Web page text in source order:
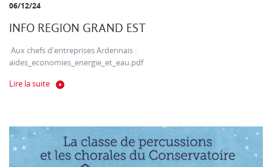
06/12/24
INFO REGION GRAND EST
Aux chefs d'entreprises Ardennais :
aides_economies_energie_et_eau.pdf
Lire la suite